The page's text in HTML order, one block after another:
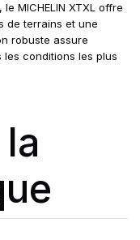
MICHELIN XTXL offre
de terrains et une
robuste assure
conditions les plus